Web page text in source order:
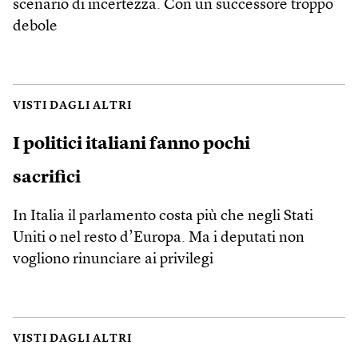
scenario di incertezza. Con un successore troppo
debole
VISTI DAGLI ALTRI
I politici italiani fanno pochi
sacrifici
In Italia il parlamento costa più che negli Stati
Uniti o nel resto d’Europa. Ma i deputati non
vogliono rinunciare ai privilegi
VISTI DAGLI ALTRI